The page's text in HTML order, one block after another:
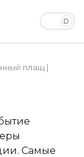
плащ |
Самые